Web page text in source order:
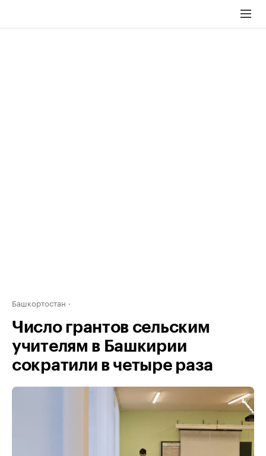
Башкортостан
Число грантов сельским
учителям в Башкирии
сократили в четыре раза